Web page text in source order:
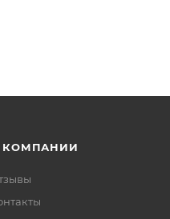
КОМПАНИИ